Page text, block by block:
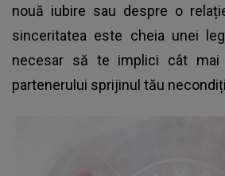
nouă iubire sau despre o
sinceritatea este cheia unei
necesar să te implici cât
partenerului sprijinul tău